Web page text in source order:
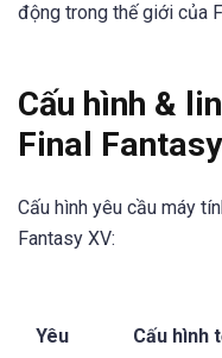
động trong thế giới của
Cấu hình &
Final
Cấu hình yêu cầu máy
Fantasy XV:
Yêu
Cấu hình